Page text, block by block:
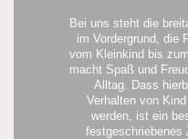
Bei uns steht die
im Vordergrund, die
vom Kleinkind bis
macht Spaß und
Alltag. Dass
Verhalten von
werden, ist ein
festgeschriebenes